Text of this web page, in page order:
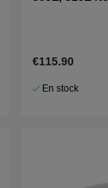
€115.90
En stock